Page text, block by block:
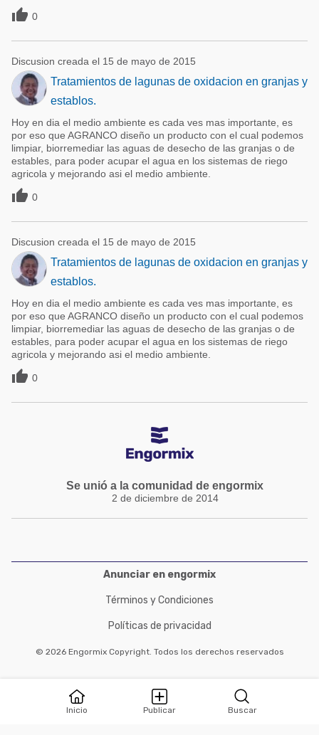
Inicio Publicar Buscar
 0
Discusion creada el 15 de mayo de 2015
Tratamientos de lagunas de oxidacion en granjas y
establos.
Hoy en dia el medio ambiente es cada ves mas importante, es
por eso que AGRANCO diseño un producto con el cual podemos
limpiar, biorremediar las aguas de desecho de las granjas o de
estables, para poder acupar el agua en los sistemas de riego
agricola y mejorando asi el medio ambiente.
 0
Discusion creada el 15 de mayo de 2015
Tratamientos de lagunas de oxidacion en granjas y
establos.
Hoy en dia el medio ambiente es cada ves mas importante, es
por eso que AGRANCO diseño un producto con el cual podemos
limpiar, biorremediar las aguas de desecho de las granjas o de
estables, para poder acupar el agua en los sistemas de riego
agricola y mejorando asi el medio ambiente.
 0
Se unió a la comunidad de engormix
2 de diciembre de 2014
Anunciar en engormix
Términos y Condiciones
Políticas de privacidad
© 2026 Engormix Copyright. Todos los derechos reservados